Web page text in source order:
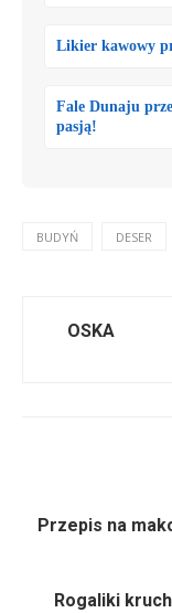
Likier kawowy
Fale Dunaju
pasją!
BUDYŃ DESER
OSKA
Przepis na
Rogaliki